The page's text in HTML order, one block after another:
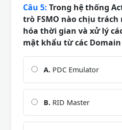
Câu 5: Trong hệ thống
trò FSMO nào chịu
hóa thời gian và xử lý
mật khẩu từ các
A. PDC Emulator
B. RID Master